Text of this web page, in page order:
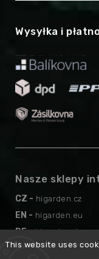
This website uses
Wysyłka i
Nasze sklepy
CZ - higarden.cz
EN - higarden.eu
DE - higarden.de
AT - higarden.at